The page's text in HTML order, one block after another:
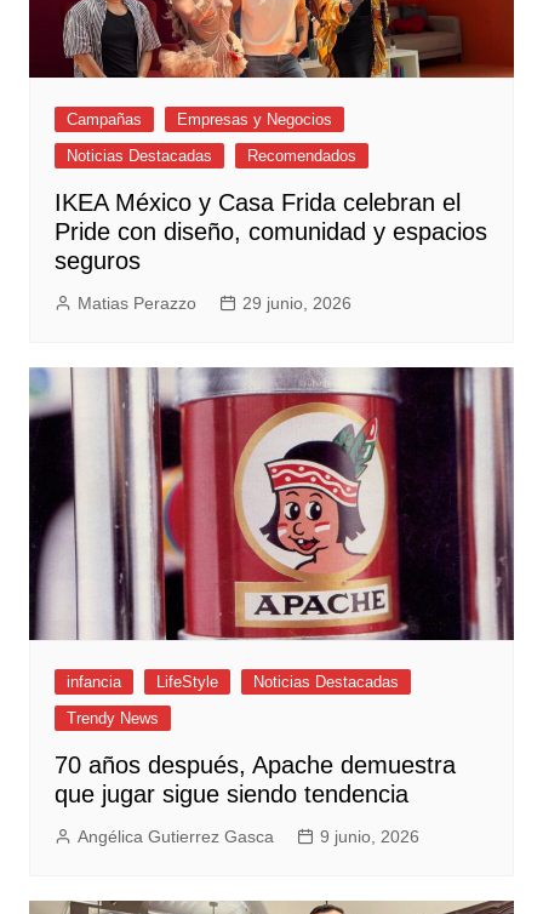
Campañas
Empresas y Negocios
Noticias Destacadas
Recomendados
IKEA México y Casa Frida celebran el
Pride con diseño, comunidad y espacios
seguros
Matias Perazzo 29 junio, 2026
infancia LifeStyle
Noticias Destacadas
Trendy News
70 años después, Apache demuestra
que jugar sigue siendo tendencia
Angélica Gutierrez Gasca 9 junio, 2026